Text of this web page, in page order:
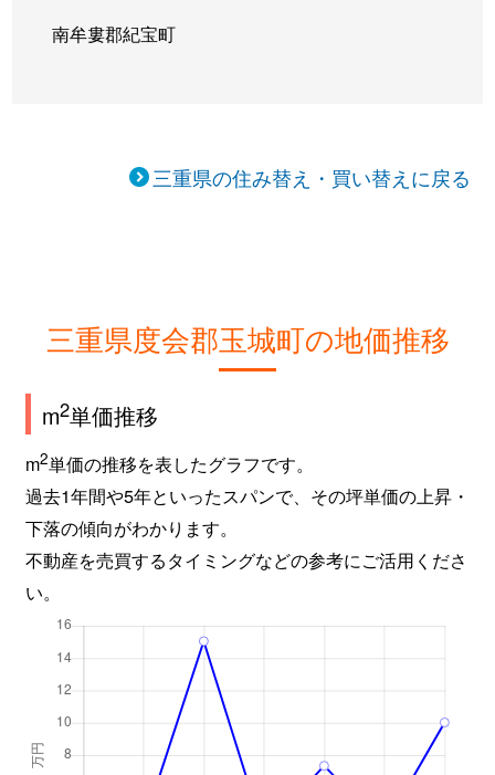
南牟婁郡紀宝町
三重県の住み替え・買い替えに戻る
三重県度会郡玉城町の地価推移
m2単価推移
m2単価の推移を表したグラフです。
過去1年間や5年といったスパンで、その坪単価の上昇・
下落の傾向がわかります。
不動産を売買するタイミングなどの参考にご活用くださ
い。